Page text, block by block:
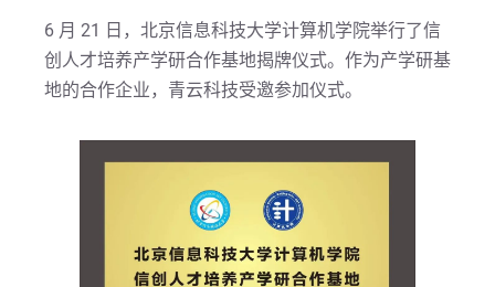
6 月 21 日，北京信息科技大学计算机学院举行了信
创人才培养产学研合作基地揭牌仪式。作为产学研基
地的合作企业，青云科技受邀参加仪式。